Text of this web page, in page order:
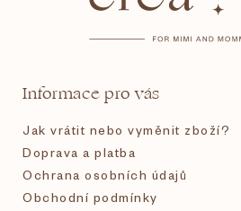
Informace pro vás
Jak vrátit nebo vyměnit zboží?
Doprava a platba
Ochrana osobních údajů
Obchodní podmínky